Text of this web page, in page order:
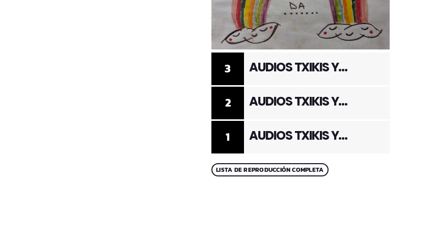
1 AUDIOS TXIKIS Y
2 AUDIOS TXIKIS Y
3 AUDIOS TXIKIS Y
LISTA DE REPRODUCCIÓN COMPLETA